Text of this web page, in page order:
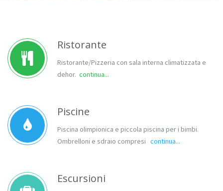
Ristorante
Ristorante/Pizzeria con sala interna climatizzata e
dehor. continua...
Piscine
Piscina olimpionica e piccola piscina per i bimbi.
Ombrelloni e sdraio compresi continua...
Escursioni